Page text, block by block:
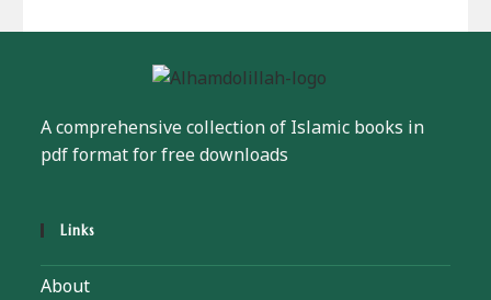
A comprehensive collection of Islamic books in
pdf format for free downloads
Links
About